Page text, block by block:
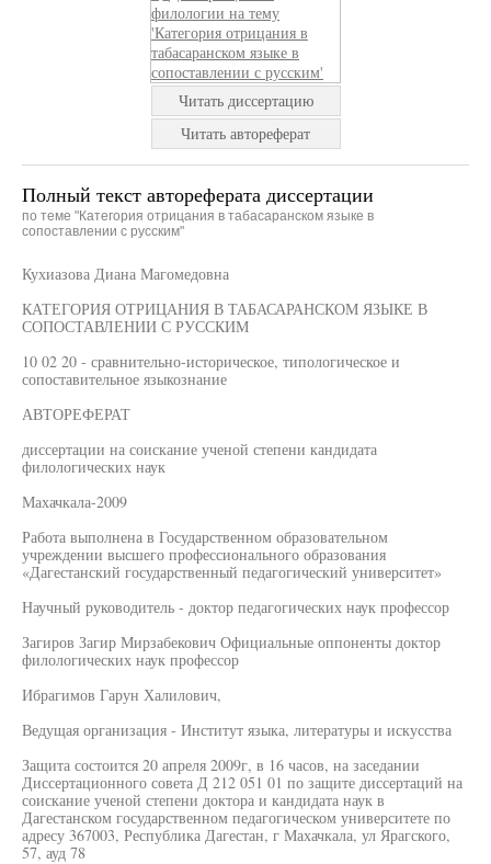
Читать диссертацию
Читать автореферат
Полный текст автореферата диссертации
по теме "Категория отрицания в табасаранском языке в
сопоставлении с русским"
Кухиазова Диана Магомедовна
КАТЕГОРИЯ ОТРИЦАНИЯ В ТАБАСАРАНСКОМ ЯЗЫКЕ В
СОПОСТАВЛЕНИИ С РУССКИМ
10 02 20 - сравнительно-историческое, типологическое и
сопоставительное языкознание
АВТОРЕФЕРАТ
диссертации на соискание ученой степени кандидата
филологических наук
Махачкала-2009
Работа выполнена в Государственном образовательном
учреждении высшего профессионального образования
«Дагестанский государственный педагогический университет»
Научный руководитель - доктор педагогических наук профессор
Загиров Загир Мирзабекович Официальные оппоненты доктор
филологических наук профессор
Ибрагимов Гарун Халилович,
Ведущая организация - Институт языка, литературы и искусства
Защита состоится 20 апреля 2009г, в 16 часов, на заседании
Диссертационного совета Д 212 051 01 по защите диссертаций на
соискание ученой степени доктора и кандидата наук в
Дагестанском государственном педагогическом университете по
адресу 367003, Республика Дагестан, г Махачкала, ул Ярагского,
57, ауд 78